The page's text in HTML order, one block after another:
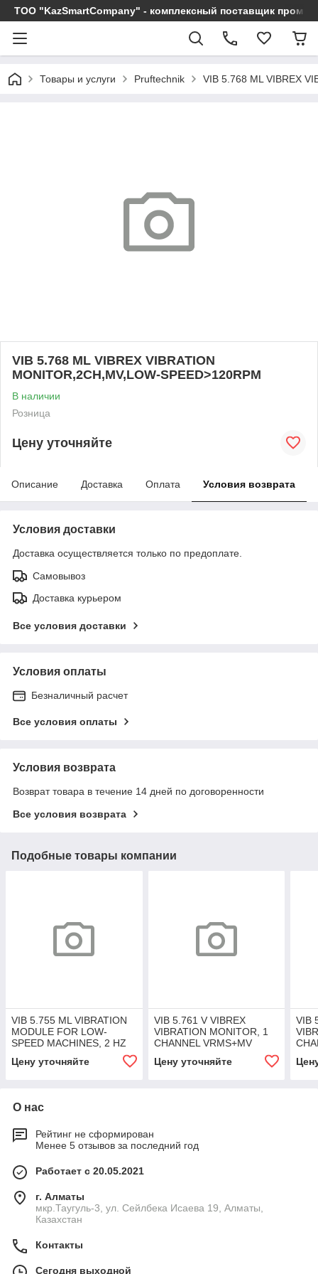
ТОО "KazSmartCompany" - комплексный поставщик
Товары и услуги Pruftechnik VIB 5.768 ML VIBREX
VIB 5.768 ML VIBREX VIBRATION
MONITOR,2CH,MV,LOW-SPEED>120RPM
В наличии
Розница
Цену уточняйте
Описание Доставка Оплата Условия возврата
Условия доставки
Доставка осуществляется только по предоплате.
Самовывоз
Доставка курьером
Все условия доставки
Условия оплаты
Безналичный расчет
Все условия оплаты
Условия возврата
Возврат товара в течение 14 дней по договоренности
Все условия возврата
Подобные товары компании
VIB 5.755 ML VIBRATION
MODULE FOR LOW-
SPEED MACHINES, 2 HZ
Цену уточняйте
VIB 5.761 V VIBREX
VIBRATION MONITOR, 1
CHANNEL VRMS+MV
Цену уточняйте
VIB
О нас
Рейтинг не сформирован
Менее 5 отзывов за последний год
Работает с 20.05.2021
г. Алматы
мкр.Таугуль-3, ул. Сейлбека Исаева 19, Алматы,
Казахстан
Контакты
Сегодня выходной